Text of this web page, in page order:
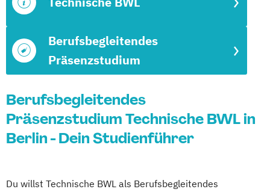
Berufsbegleitendes
Präsenzstudium
Berufsbegleitendes
Präsenzstudium Technische BWL in
Berlin - Dein Studienführer
Du willst Technische BWL als Berufsbegleitendes